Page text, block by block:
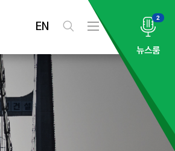
EN
검
전
메
2
뉴스룸